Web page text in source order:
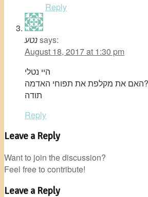
Reply
נטעsays:
August 18, 2017 at 1:30 pm
היי נטלי
האם את מקלפת את תפוחי האדמה?
תודה
Reply
Leave a Reply
Want to join the discussion?
Feel free to contribute!
Leave a Reply